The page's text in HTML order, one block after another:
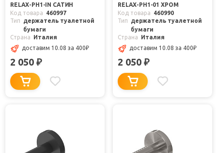
RELAX-PH1-IN САТИН
Код товара
460997
Тип
держатель туалетной
бумаги
Страна
Италия
доставим 10.08 за 400₽
2 050 ₽
RELAX-PH1-01 ХРОМ
Код товара
460990
Тип
держатель туалетной
бумаги
Страна
Италия
доставим 10.08 за 400₽
2 050 ₽